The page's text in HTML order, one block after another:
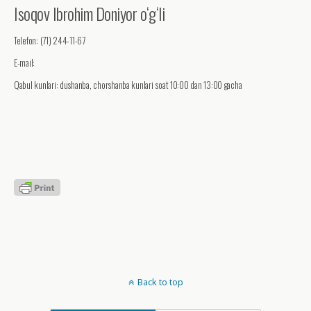
Isoqov Ibrohim Doniyor o‘g‘li
Telefon: (71) 244-11-67
E-mail:
Qabul kunlari: dushanba, chorshanba kunlari soat 10:00 dan 13:00 gacha
Back to top